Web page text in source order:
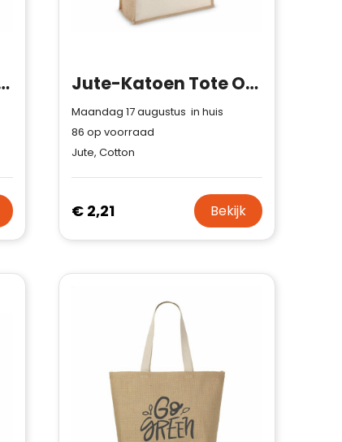
R-PET Jute-Katoen Tote OEKO-TEX® 42.5 x 19 x 32 cm 320g/m²
Maandag 17 augustus in huis
86 op voorraad
Jute, Cotton
€ 2,21 Bekijk